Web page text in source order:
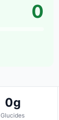
0
0g
Glucides